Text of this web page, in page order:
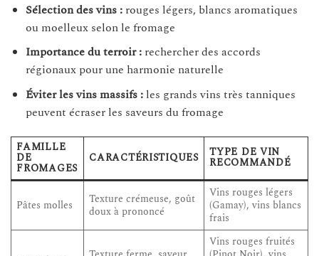
Sélection des vins :rouges légers, blancs aromatiques
ou moelleux selon le fromage
Importance du terroir :rechercher des accords
régionaux pour une harmonie naturelle
Éviter les vins massifs :les grands vins très tanniques
peuvent écraser les saveurs du fromage
FAMILLE
DE
FROMAGES
CARACTÉRISTIQUES TYPE DE VIN
RECOMMANDÉ
Pâtes molles
Texture crémeuse, goût
doux à prononcé
Vins rouges légers
(Gamay), vins blancs
frais
Vins rouges fruités